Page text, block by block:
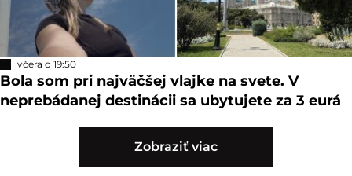
včera o 19:50
Bola som pri najväčšej vlajke na svete. V
neprebádanej destinácii sa ubytujete za 3 eurá
Zobraziť viac